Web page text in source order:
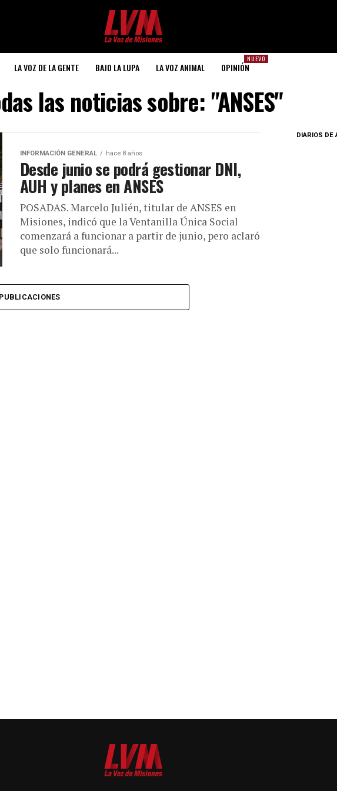
LA VOZ DE LA GENTE BAJO LA LUPA LA VOZ ANIMAL
NUEVO
OPINIÓN
las noticias sobre: "ANSES"
INFORMACIÓN GENERAL hace 8 años
Desde junio se podrá gestionar DNI,
AUH y planes en ANSES
POSADAS. Marcelo Julién, titular de ANSES en
Misiones, indicó que la Ventanilla Única Social
comenzará a funcionar a partir de junio, pero aclaró
que solo funcionará...
DIARIOS DE